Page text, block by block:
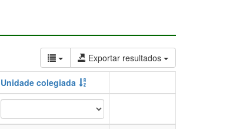
Exportar resultados
Unidade colegiada